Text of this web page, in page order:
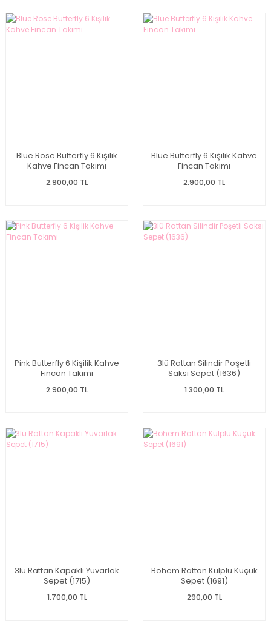
Blue Rose Butterfly 6 Kişilik
Kahve Fincan Takımı
2.900,00 TL
Blue Butterfly 6 Kişilik Kahve
Fincan Takımı
2.900,00 TL
Pink Butterfly 6 Kişilik Kahve
Fincan Takımı
2.900,00 TL
3lü Rattan Silindir Poşetli
Saksı Sepet (1636)
1.300,00 TL
3lü Rattan Kapaklı Yuvarlak
Sepet (1715)
1.700,00 TL
Bohem Rattan Kulplu Küçük
Sepet (1691)
290,00 TL